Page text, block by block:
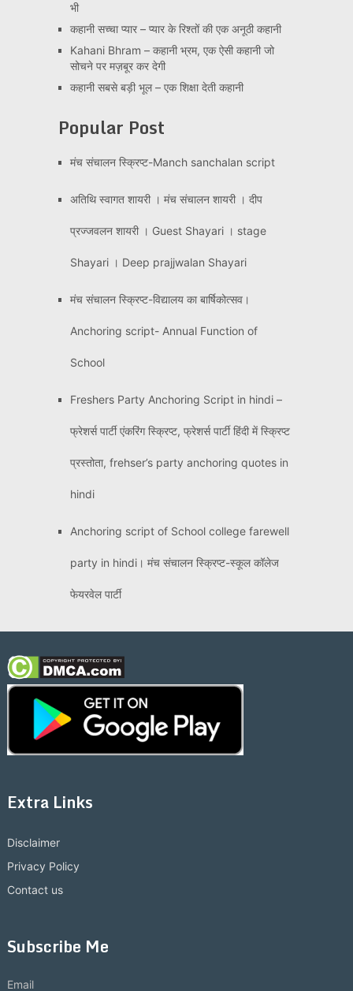
भी
कहानी सच्चा प्यार – प्यार के रिश्तों की एक अनूठी कहानी
Kahani Bhram – कहानी भ्रम, एक ऐसी कहानी जो
सोचने पर मज़बूर कर देगी
कहानी सबसे बड़ी भूल – एक शिक्षा देती कहानी
Popular Post
मंच संचालन स्क्रिप्ट-Manch sanchalan script
अतिथि स्वागत शायरी । मंच संचालन शायरी । दीप
प्रज्जवलन शायरी । Guest Shayari । stage
Shayari । Deep prajjwalan Shayari
मंच संचालन स्क्रिप्ट-विद्यालय का बार्षिकोत्सव।
Anchoring script- Annual Function of
School
Freshers Party Anchoring Script in hindi –
फ्रेशर्स पार्टी एंकरिंग स्क्रिप्ट, फ्रेशर्स पार्टी हिंदी में स्क्रिप्ट
प्रस्तोता, frehser’s party anchoring quotes in
hindi
Anchoring script of School college farewell
party in hindi। मंच संचालन स्क्रिप्ट-स्कूल कॉलेज
फेयरवेल पार्टी
Extra Links
Disclaimer
Privacy Policy
Contact us
Subscribe Me
Email